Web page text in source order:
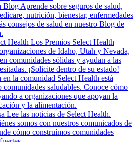
Blog Aprende sobre seguros de salud,
nutrición, bienestar, enfermedades
consejos de salud en nuestro Blog de
Health Los Premios Select Health
de Idaho, Utah y Nevada,
comunidades sólidas y ayudan a las
¡Solicite dentro de su estado!
en la comunidad Select Health está
comunidades saludables. Conoce cómo
a organizaciones que apoyan la
y la alimentación.
Lee las noticias de Select Health.
somos con nuestros comunicados de
cómo construímos comunidades